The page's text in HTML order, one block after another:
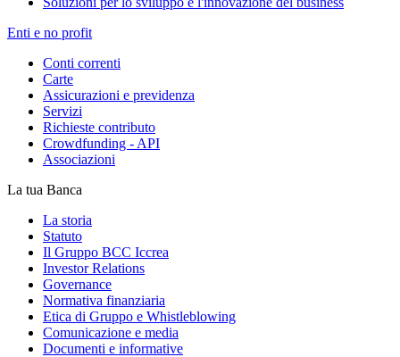
Enti e no profit
Conti correnti
Carte
Assicurazioni e previdenza
Servizi
Richieste contributo
Crowdfunding - API
Associazioni
La tua Banca
La storia
Statuto
Il Gruppo BCC Iccrea
Investor Relations
Governance
Normativa finanziaria
Etica di Gruppo e Whistleblowing
Comunicazione e media
Documenti e informative